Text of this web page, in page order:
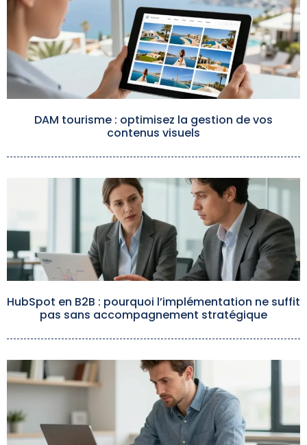
DAM tourisme : optimisez la gestion de vos
contenus visuels
HubSpot en B2B : pourquoi l’implémentation ne suffit
pas sans accompagnement stratégique